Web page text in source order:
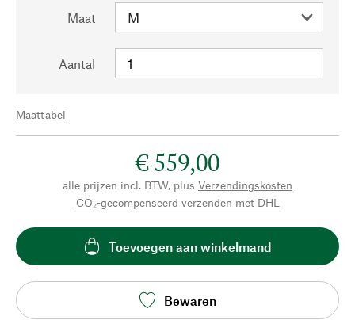
Maat
Aantal
Maattabel
€ 559,00
alle prijzen incl. BTW, plus Verzendingskosten
CO₂-gecompenseerd verzenden met DHL
Toevoegen aan winkelmand
Bewaren